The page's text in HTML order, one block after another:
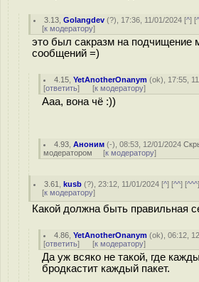
3.13 ,Golangdev (?), 17:36, 11/01/2024 [^] [
[к модератору]
это был сакразм на подчищение
сообщений =)
4.15 ,YetAnotherOnanym (ok), 17:55,
[ответить] [к модератору]
Ааа, вона чё :))
4.93 ,Аноним (-), 08:53, 12/01/2024
модератором [к модератору]
3.61 ,kusb (?), 23:12, 11/01/2024 [^] [^^] [^^^
[к модератору]
Какой должна быть правильная
4.86 ,YetAnotherOnanym (ok), 06:12,
[ответить] [к модератору]
Да уж всяко не такой, где
бродкастит каждый пакет.